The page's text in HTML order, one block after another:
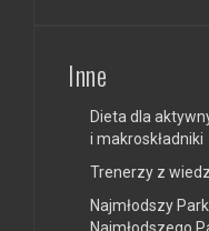
Inne
Dieta dla
i makroskładniki
Trenerzy z
Najmłodszy
Najmłodszego